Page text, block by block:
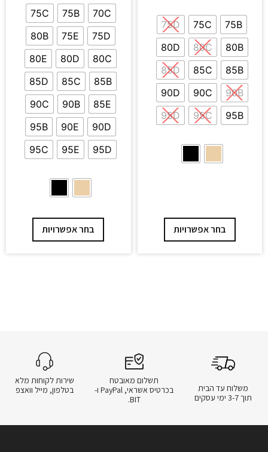
75B
75C
75D
80B
80C
80D
85B
85C
85D
90B
90C
90D
95B
95C
95D
בחר אפשרויות
70C
75B
75C
75D
75E
80B
80C
80D
80E
85B
85C
85D
85E
90B
90C
90D
90E
95B
95D
95E
95C
בחר אפשרויות
משלוח עד הבית
תוך 3-7 ימי עסקים
תשלום מאובטח
בכרטיס אשראי, PayPal ו-
BIT.
שירות לקוחות מלא
בטלפון, מייל וואצפ